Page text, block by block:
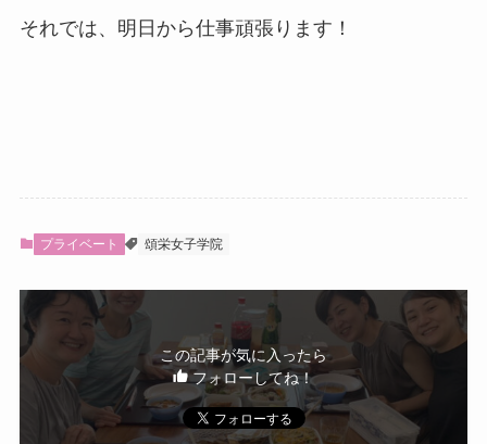
それでは、明日から仕事頑張ります！
プライベート 頌栄女子学院
この記事が気に入ったら
フォローしてね！